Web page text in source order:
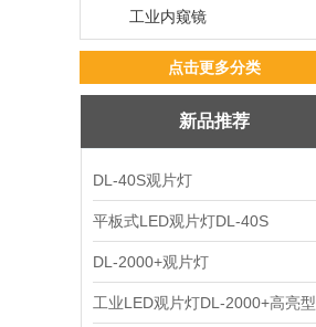
工业内窥镜
点击更多分类
新品推荐
DL-40S观片灯
平板式LED观片灯DL-40S
DL-2000+观片灯
工业LED观片灯DL-2000+高亮型